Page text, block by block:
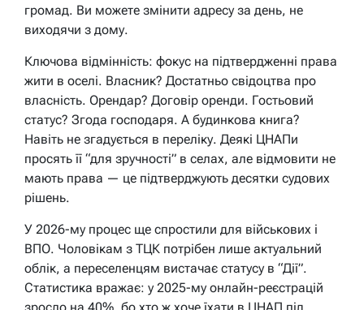
громад. Ви можете змінити адресу за день, не
виходячи з дому.
Ключова відмінність: фокус на підтвердженні права
жити в оселі. Власник? Достатньо свідоцтва про
власність. Орендар? Договір оренди. Гостьовий
статус? Згода господаря. А будинкова книга?
Навіть не згадується в переліку. Деякі ЦНАПи
просять її “для зручності” в селах, але відмовити не
мають права — це підтверджують десятки судових
рішень.
У 2026-му процес ще спростили для військових і
ВПО. Чоловікам з ТЦК потрібен лише актуальний
облік, а переселенцям вистачає статусу в “Дії”.
Статистика вражає: у 2025-му онлайн-реєстрацій